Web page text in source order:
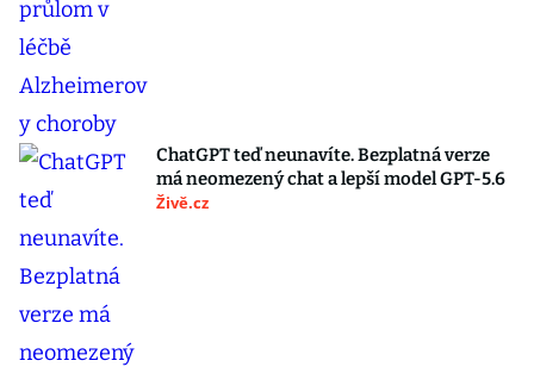
ChatGPT teď neunavíte. Bezplatná verze
má neomezený chat a lepší model GPT-5.6
Živě.cz